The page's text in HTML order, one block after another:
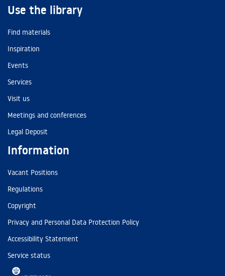
Use the library
Find materials
Inspiration
Events
Services
Visit us
Meetings and conferences
Legal Deposit
Information
Vacant Positions
Regulations
Copyright
Privacy and Personal Data Protection Policy
Accessibility Statement
Service status